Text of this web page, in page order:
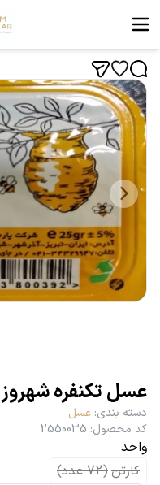
عسل تکنفره شهروز
دسته بندی: عسل
کد محصول:
2550035
واحد
کارتن(
72 عدد)